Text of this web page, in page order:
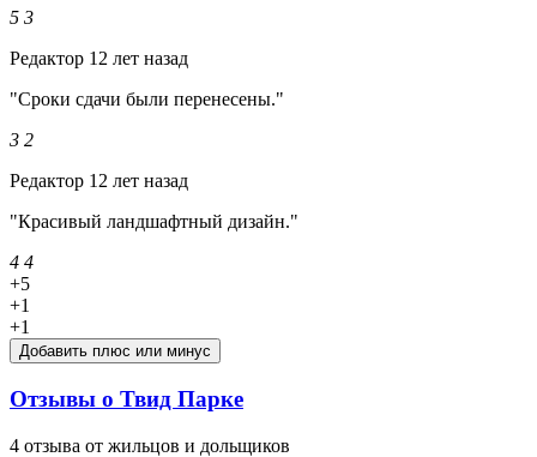
5 3
Редактор 12 лет назад
"Сроки сдачи были перенесены."
3 2
Редактор 12 лет назад
"Красивый ландшафтный дизайн."
4 4
+5
+1
+1
Добавить плюс или минус
Отзывы о Твид Парке
4 отзыва от жильцов и дольщиков